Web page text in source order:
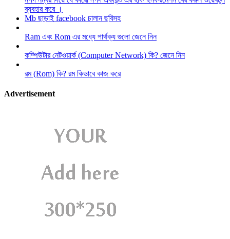
ব্যবহার করে ।
Mb ছাড়াই facebook চালান ছবিসহ
Ram এবং Rom এর মধ্যে পার্থক্য গুলো জেনে নিন
কম্পিউটার নেটওয়ার্ক (Computer Network) কি? জেনে নিন
রম (Rom) কি? রম কিভাবে কাজ করে
Advertisement